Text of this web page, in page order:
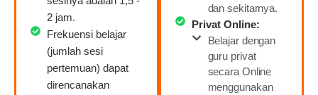
2 jam.
Frekuensi belajar
(jumlah sesi
pertemuan) dapat
direncanakan
dan sekitarnya.
Privat Online:
Belajar dengan
guru privat
secara Online
menggunakan